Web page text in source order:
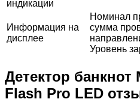
индикации
Информация на
дисплее
Номинал
сумма
Уровень
Детектор банкнот
Flash Pro LED